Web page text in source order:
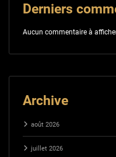
Derniers
Aucun commentaire à
Archive
août 2026
juillet 2026